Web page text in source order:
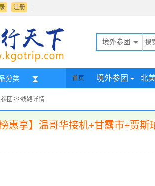
|
注册
境外参团
分类 首页 境外参团 北
团>>线路详情
榜惠享】温哥华接机+甘露市+贾